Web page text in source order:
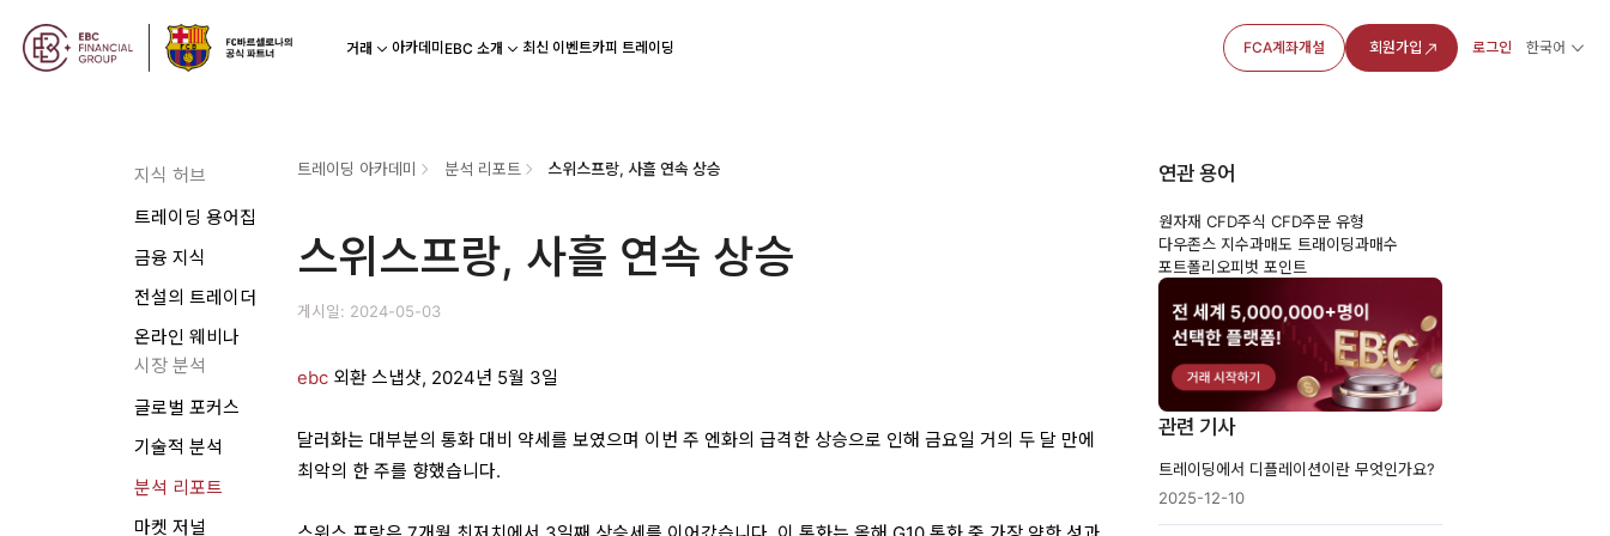
거래 아카데미 EBC 소개 최신 이벤트카피 트레이딩 FCA계좌개설 회원가입 로그인 한국어
지식 허브
트레이딩 용어집
금융 지식
전설의 트레이더
온라인 웨비나
시장 분석
글로벌 포커스
기술적 분석
분석 리포트
마켓 저널
트레이딩 아카데미 분석 리포트 스위스프랑, 사흘 연속 상승
스위스프랑, 사흘 연속 상승
게시일: 2024-05-03
ebc 외환 스냅샷, 2024년 5월 3일
달러화는 대부분의 통화 대비 약세를 보였으며 이번 주 엔화의 급격한 상승으로 인해 금요일 거의 두 달 만에
최악의 한 주를 향했습니다.
연관 용어
원자재 CFD주식 CFD주문 유형
다우존스 지수과매도 트래이딩과매수
포트폴리오피벗 포인트
관련 기사
트레이딩에서 디플레이션이란 무엇인가요?
2025-12-10